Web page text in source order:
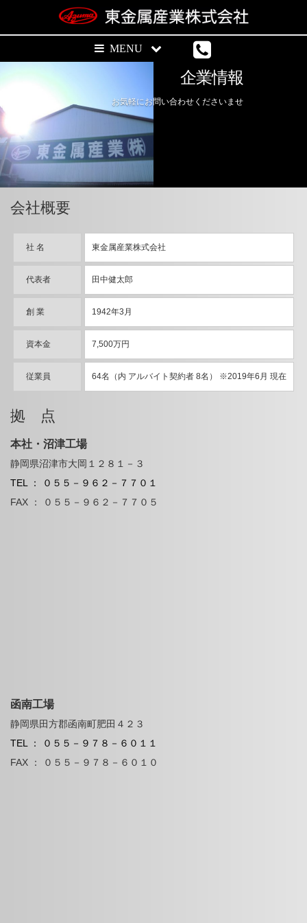
企業情報
お気軽にお問い合わせくださいませ
会社概要
社 名 東金属産業株式会社
代表者 田中健太郎
創 業 1942年3月
資本金 7,500万円
従業員 64名（内 アルバイト契約者 8名） ※2019年6月 現在
拠 点
本社・沼津工場
静岡県沼津市大岡１２８１－３
TEL ： ０５５－９６２－７７０１
FAX ： ０５５－９６２－７７０５
函南工場
静岡県田方郡函南町肥田４２３
TEL ： ０５５－９７８－６０１１
FAX ： ０５５－９７８－６０１０